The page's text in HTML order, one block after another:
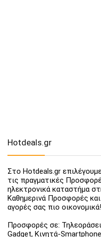
Hotdeals.gr
Στο Hotdeals.gr
τις πραγματικές
ηλεκτρονικά καταστήμα
Καθημερινά Προσφορές
αγορές σας πιο οικονομικά!
Προσφορές σε:
Gadget, Κινητά-